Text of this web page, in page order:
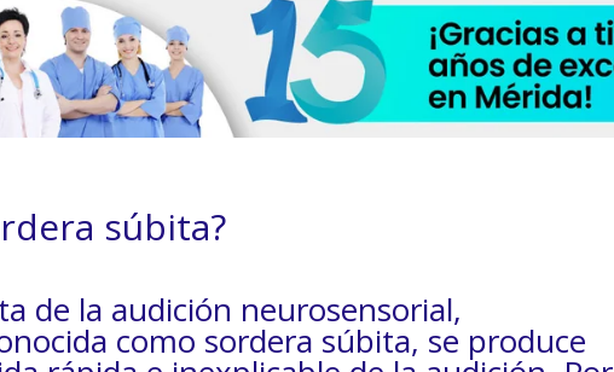
súbita?
de la audición neurosensorial,
como sordera súbita, se produce